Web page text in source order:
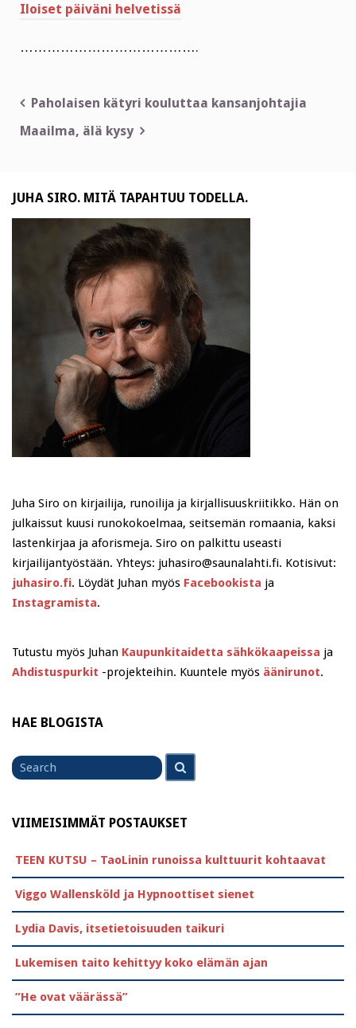
Iloiset päiväni helvetissä
………………………………….
Artikkelien
selaus
Paholaisen kätyri kouluttaa kansanjohtajia
Maailma, älä kysy
JUHA SIRO. MITÄ TAPAHTUU TODELLA.
Juha Siro on kirjailija, runoilija ja kirjallisuuskriitikko. Hän on
julkaissut kuusi runokokoelmaa, seitsemän romaania, kaksi
lastenkirjaa ja aforismeja. Siro on palkittu useasti
kirjailijantyöstään. Yhteys: juhasiro@saunalahti.fi. Kotisivut:
juhasiro.fi. Löydät Juhan myös Facebookista ja
Instagramista.
Tutustu myös Juhan Kaupunkitaidetta sähkökaapeissa ja
Ahdistuspurkit -projekteihin. Kuuntele myös äänirunot.
HAE BLOGISTA
Search
for
VIIMEISIMMÄT POSTAUKSET
TEEN KUTSU – TaoLinin runoissa kulttuurit kohtaavat
Viggo Wallensköld ja Hypnoottiset sienet
Lydia Davis, itsetietoisuuden taikuri
Lukemisen taito kehittyy koko elämän ajan
”He ovat väärässä”